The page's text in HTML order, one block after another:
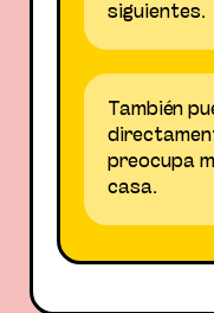
siguientes.
También
preocupa
casa.